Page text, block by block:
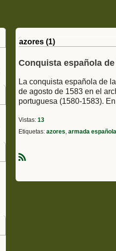
azores(1)
Conquista española
La conquista española de
de agosto de 1583 en el
portuguesa (1580-1583).
Vistas:13
Etiquetas:azores ,armada española
S